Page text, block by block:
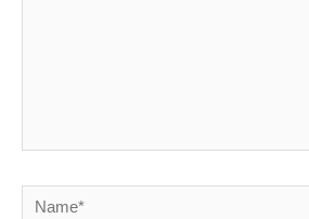
Name*